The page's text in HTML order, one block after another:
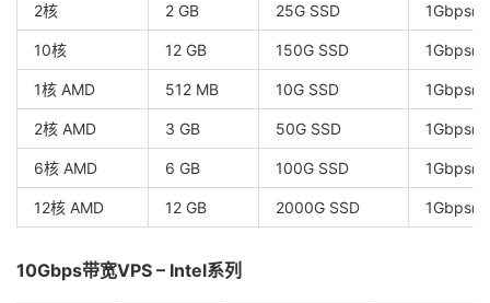
2核 2 GB 25G SSD
10核 12 GB 150G SSD
1核 AMD 512 MB 10G SSD
2核 AMD 3 GB 50G SSD
6核 AMD 6 GB 100G SSD
12核 AMD 12 GB 2000G SSD
10Gbps带宽VPS – Intel系列